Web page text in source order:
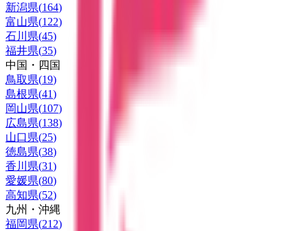
新潟県(164)
富山県(122)
石川県(45)
福井県(35)
中国・四国
鳥取県(19)
島根県(41)
岡山県(107)
広島県(138)
山口県(25)
徳島県(38)
香川県(31)
愛媛県(80)
高知県(52)
九州・沖縄
福岡県(212)